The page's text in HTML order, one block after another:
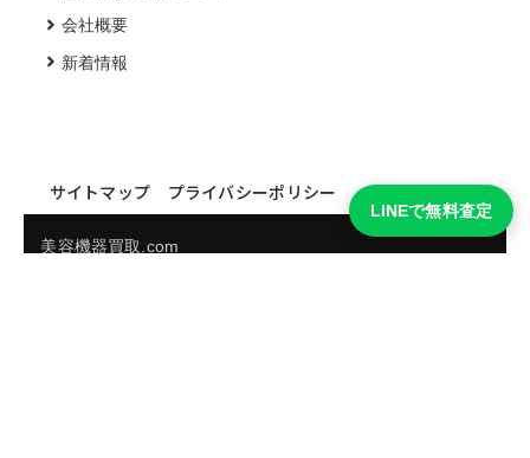
会社概要
新着情報
サイトマップ プライバシーポリシー
美容機器買取.com
LINEで無料査定